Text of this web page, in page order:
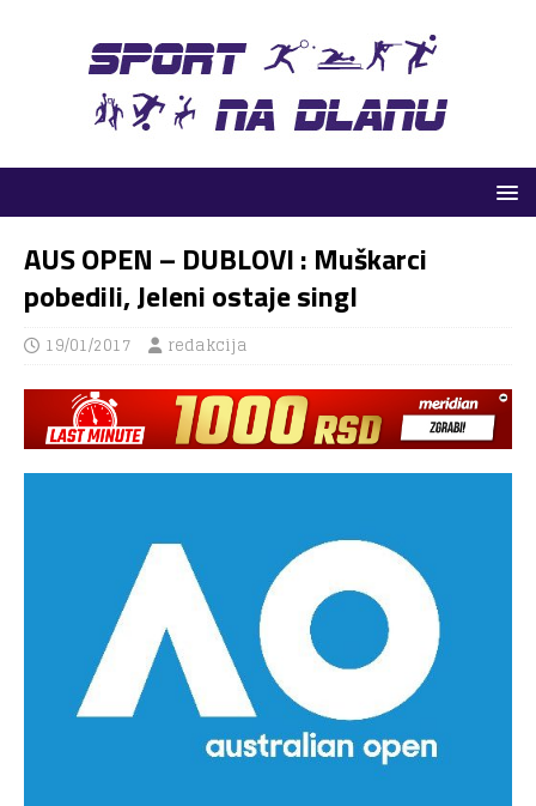
AUS OPEN – DUBLOVI : Muškarci
pobedili, Jeleni ostaje singl
19/01/2017 redakcija